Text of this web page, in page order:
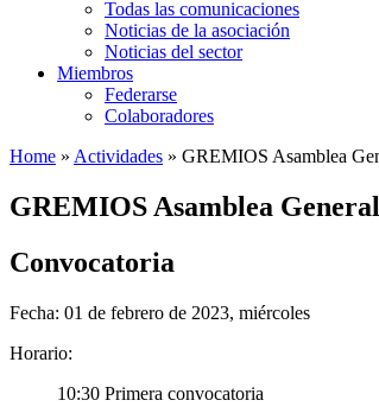
Todas las comunicaciones
Noticias de la asociación
Noticias del sector
Miembros
Federarse
Colaboradores
Home » Actividades » GREMIOS Asamblea
GREMIOS Asamblea
Convocatoria
Fecha: 01 de febrero de 2023, miércoles
Horario:
10:30 Primera convocatoria